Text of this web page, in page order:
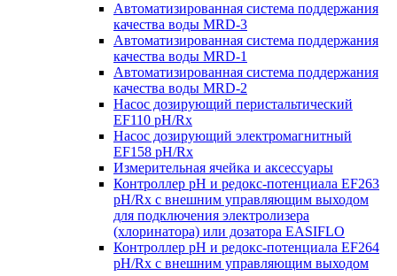
Автоматизированная система поддержания
качества воды MRD-3
Автоматизированная система поддержания
качества воды MRD-1
Автоматизированная система поддержания
качества воды MRD-2
Насос дозирующий перистальтический
EF110 pH/Rx
Насос дозирующий электромагнитный
EF158 pH/Rx
Измерительная ячейка и аксессуары
Контроллер рН и редокс-потенциала EF263
pH/Rx с внешним управляющим выходом
для подключения электролизера
(хлоринатора) или дозатора EASIFLO
Контроллер рН и редокс-потенциала EF264
pH/Rx с внешним управляющим выходом